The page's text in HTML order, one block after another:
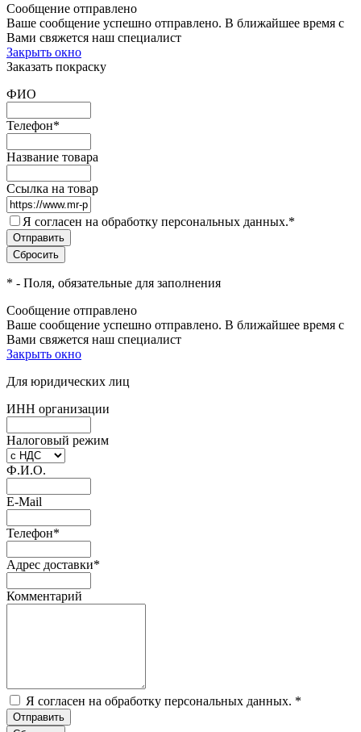
Сообщение отправлено
Ваше сообщение успешно отправлено. В ближайшее время с
Вами свяжется наш специалист
Закрыть окно
Заказать покраску
ФИО
Телефон*
Название товара
Ссылка на товар
Я согласен на обработку персональных данных.*
* - Поля, обязательные для заполнения
Сообщение отправлено
Ваше сообщение успешно отправлено. В ближайшее время с
Вами свяжется наш специалист
Закрыть окно
Для юридических лиц
ИНН организации
Налоговый режим
Ф.И.О.
E-Mail
Телефон*
Адрес доставки*
Комментарий
Я согласен на обработку персональных данных. *